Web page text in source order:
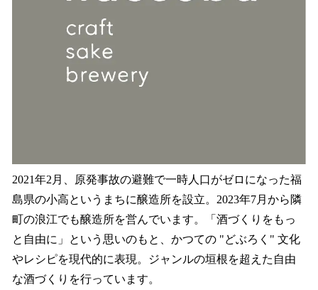
2021年2月、原発事故の避難で一時人口がゼロになった福
島県の小高というまちに醸造所を設立。2023年7月から隣
町の浪江でも醸造所を営んでいます。「酒づくりをもっ
と自由に」という思いのもと、かつての "どぶろく" 文化
やレシピを現代的に表現。ジャンルの垣根を超えた自由
な酒づくりを行っています。